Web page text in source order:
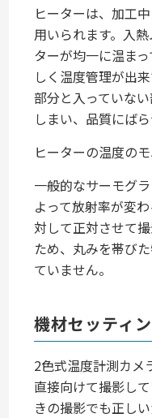
ヒーターは、加工
用いられます。入
ターが均一に温ま
しく温度管理が出
部分と入っていな
しまい、品質にば
ヒーターの温度の
一般的なサーモグ
よって放射率が変
対して正対させて
ため、丸みを帯び
ていません。
機材セッティ
2色式温度計測カメ
直接向けて撮影し
きの撮影でも正し